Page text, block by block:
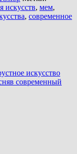
искусств, мем,
, современное
искусство
современный